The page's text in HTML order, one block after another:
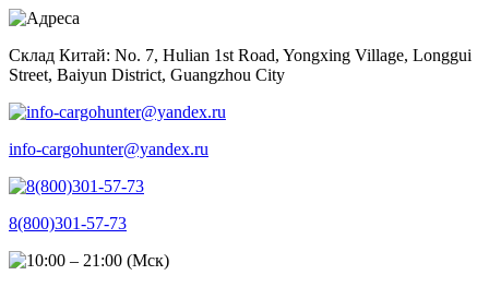
Skip
content
Склад Китай: No. 7, Hulian 1st Road, Yongxing Village, Longgui
Street, Baiyun District, Guangzhou City
info-cargohunter@yandex.ru
8(800)301-57-73